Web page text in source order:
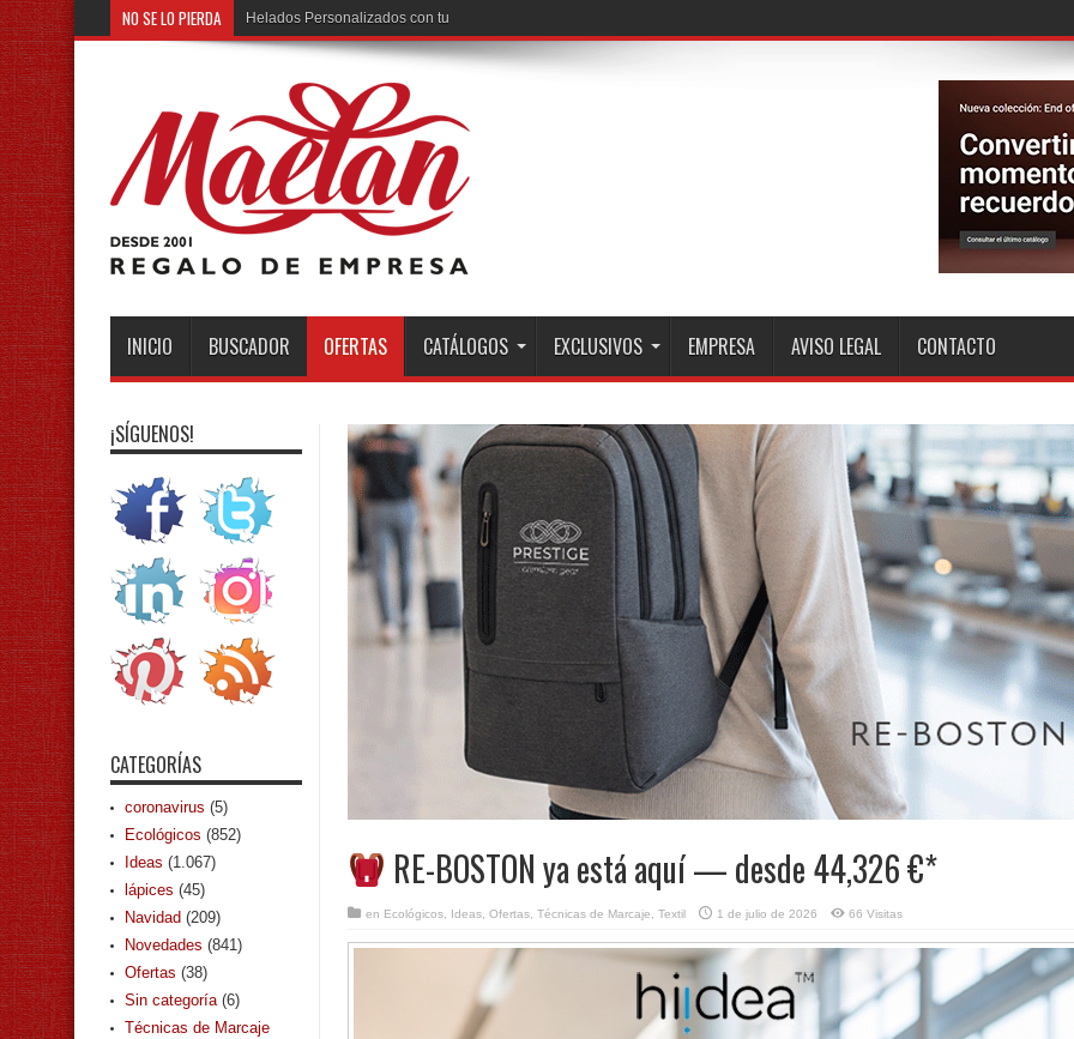
NO SE LO PIERDA Helados Personalizados con tu Marca
INICIO BUSCADOR OFERTAS CATÁLOGOS EXCLUSIVOS EMPRESA AVISO LEGAL CONTACTO
RE-BOSTON ya está aquí — desde 44,326 €*
en Ecológicos Ideas Ofertas Técnicas de Marcaje Textil 1 de julio de 2026 66 Visitas
¡SÍGUENOS!
CATEGORÍAS
coronavirus (5)
Ecológicos (852)
Ideas (1.067)
lápices (45)
Navidad (209)
Novedades (841)
Ofertas (38)
Sin categoría(6)
Técnicas de Marcaje